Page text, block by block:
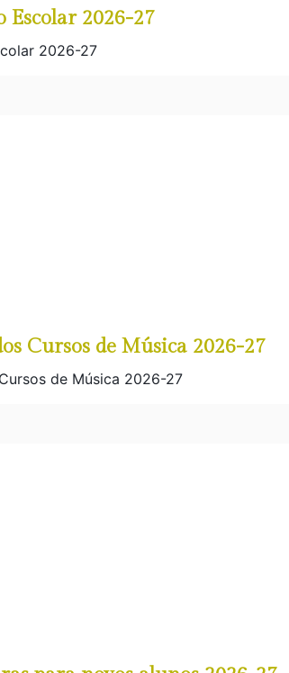
Escolar 2026-27
2026-27
Cursos de Música 2026-27
de Música 2026-27